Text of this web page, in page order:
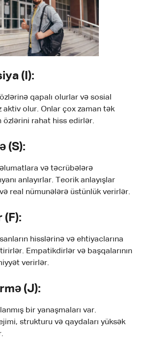
(I):
qapalı olurlar və sosial
aktiv olur. Onlar çox zaman tək
özlərini rahat hiss edirlər.
(S):
və təcrübələrə
anlayırlar. Teorik anlayışlar
real nümunələrə üstünlük verirlər.
(F):
hisslərinə və ehtiyaclarına
Empatikdirlər və başqalarının
verirlər.
(J):
bir yanaşmaları var.
strukturu və qaydaları yüksək